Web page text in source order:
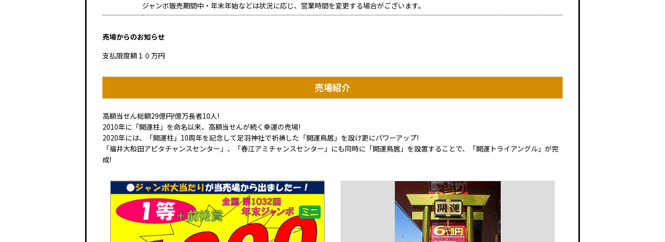
ジャンボ販売期間中・年末年始などは状況に応じ、営業時間を変更する場合がございます。
売場からのお知らせ
支払限度額１０万円
売場紹介
高額当せん総額29億円!億万長者10人!
2010年に「開運柱」を命名以来、高額当せんが続く幸運の売場!
2020年には、「開運柱」10周年を記念して足羽神社で祈祷した「開運鳥居」を設け更にパワーアップ!
「福井大和田アピタチャンスセンター」、「春江アミチャンスセンター」にも同時に「開運鳥居」を設置することで、「開運トライアングル」が完
成!